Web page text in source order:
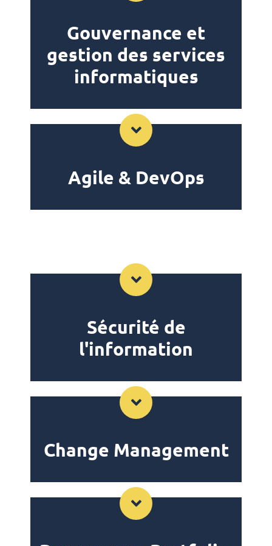
Gouvernance et
gestion des services
informatiques
Agile & DevOps
Sécurité de
l'information
Change Management